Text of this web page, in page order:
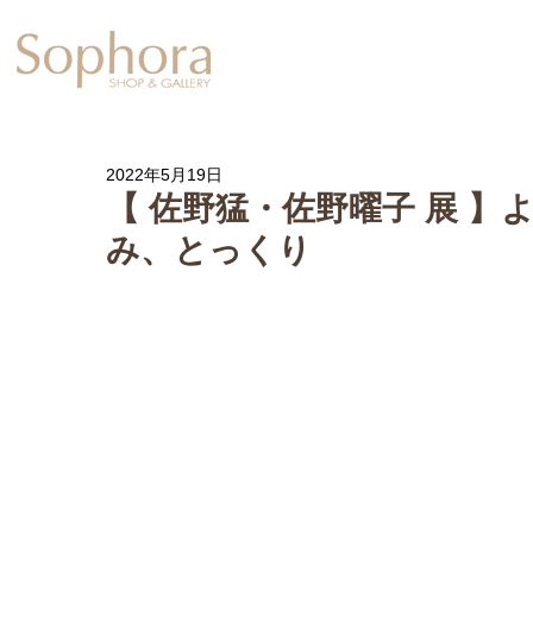
【 佐野猛・佐野曜子 展
み、とっくり
2022年5月19日